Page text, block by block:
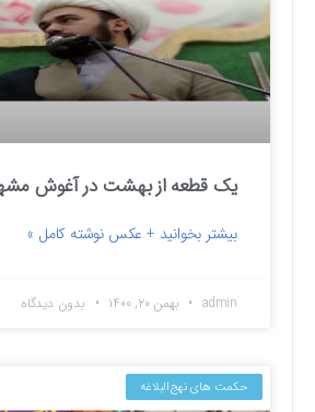
یک قطعه از بهشت در آغوش مشهد
بیشتر بخوانید + عکس نوشته کامل »
admin بهمن ۲۰, ۱۴۰۰ بدون دیدگاه
حکمت های نهج‌البلاغه